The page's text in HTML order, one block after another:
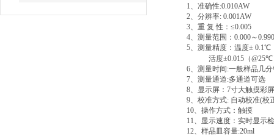
1、准确性:0.010AW
2、分辨率: 0.001AW
3、重 复 性： ≤0.005
4、测量范围： 0.000～
5、测量精度：温度± 0.1℃
活度±0.015 （@25℃
6、测量时间 :一般样品几
7、测量通道:多通道可选
8、显示屏： 7寸大触摸彩屏
9、校准方式: 自动校准(校
10、操作方式：触摸
11、显示速度：实时显示
12、样品皿容量:20ml